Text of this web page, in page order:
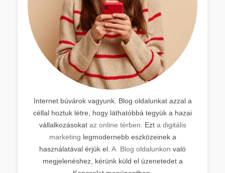
Internet búvárok vagyunk. Blog oldalunkat azzal a
céllal hoztuk létre, hogy láthatóbbá tegyük a hazai
vállalkozásokat az online térben. Ezt a digitális
marketing legmodernebb eszközeinek a
használatával érjük el. A Blog oldalunkon való
megjelenéshez, kérünk küld el üzenetedet a